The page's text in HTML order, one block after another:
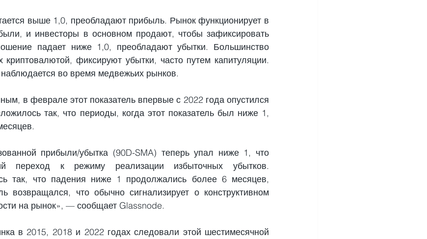
выше 1,0, преобладают прибыль. Рынок функционирует в
и инвесторы в основном продают, чтобы зафиксировать
падает ниже 1,0, преобладают убытки. Большинство
криптовалютой, фиксируют убытки, часто путем капитуляции.
во время медвежьих рынков.
в феврале этот показатель впервые с 2022 года опустился
так, что периоды, когда этот показатель был ниже 1,
прибыли/убытка (90D-SMA) теперь упал ниже 1, что
переход к режиму реализации избыточных убытков.
так, что падения ниже 1 продолжались более 6 месяцев,
возвращался, что обычно сигнализирует о конструктивном
на рынок», — сообщает Glassnode.
в 2015, 2018 и 2022 годах следовали этой шестимесячной